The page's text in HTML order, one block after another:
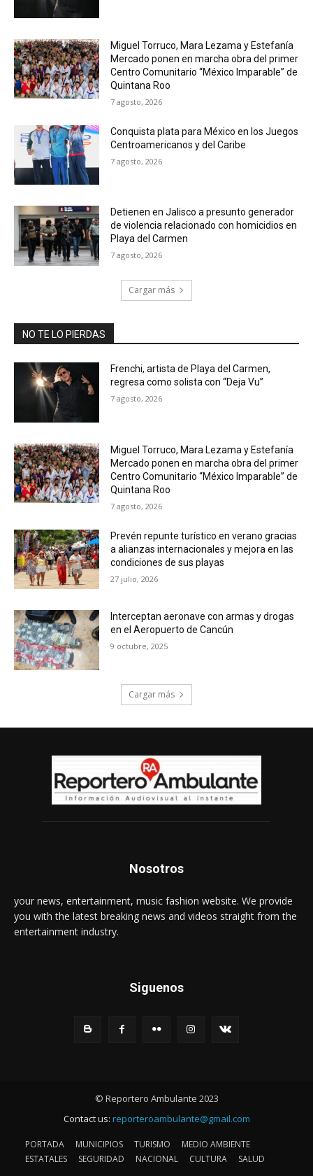
Miguel Torruco, Mara Lezama y Estefanía
Mercado ponen en marcha obra del primer
Centro Comunitario “México Imparable” de
Quintana Roo
7 agosto, 2026
Conquista plata para México en los Juegos
Centroamericanos y del Caribe
7 agosto, 2026
Detienen en Jalisco a presunto generador
de violencia relacionado con homicidios en
Playa del Carmen
7 agosto, 2026
Cargar más
NO TE LO PIERDAS
Frenchi, artista de Playa del Carmen,
regresa como solista con “Deja Vu”
7 agosto, 2026
Miguel Torruco, Mara Lezama y Estefanía
Mercado ponen en marcha obra del primer
Centro Comunitario “México Imparable” de
Quintana Roo
7 agosto, 2026
Prevén repunte turístico en verano gracias
a alianzas internacionales y mejora en las
condiciones de sus playas
27 julio, 2026
Interceptan aeronave con armas y drogas
en el Aeropuerto de Cancún
9 octubre, 2025
Cargar más
Nosotros
your news, entertainment, music fashion website. We provide
you with the latest breaking news and videos straight from the
entertainment industry.
Siguenos
© Reportero Ambulante 2023
Contact us: reporteroambulante@gmail.com
PORTADA MUNICIPIOS TURISMO
MEDIO AMBIENTE
ESTATALES
SEGURIDAD NACIONAL CULTURA SALUD